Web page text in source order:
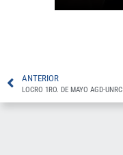
ANTERIOR
LOCRO 1RO. DE MAYO AGD-UNRC